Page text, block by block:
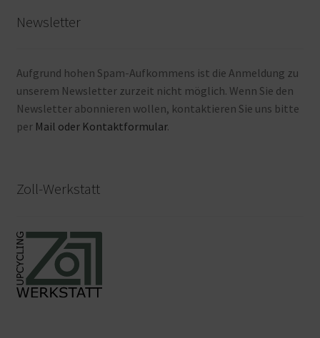
Newsletter
Aufgrund hohen Spam-Aufkommens ist die Anmeldung zu
unserem Newsletter zurzeit nicht möglich. Wenn Sie den
Newsletter abonnieren wollen, kontaktieren Sie uns bitte
per Mail oder Kontaktformular.
Zoll-Werkstatt